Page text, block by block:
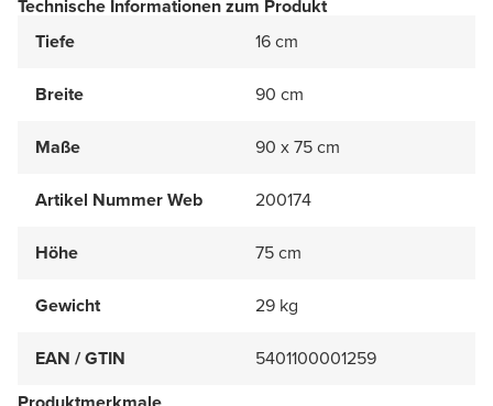
Technische Informationen zum Produkt
Tiefe
16 cm
Breite 90 cm
Maße 90 x 75 cm
Artikel Nummer Web 200174
Höhe 75 cm
Gewicht 29 kg
EAN / GTIN
5401100001259